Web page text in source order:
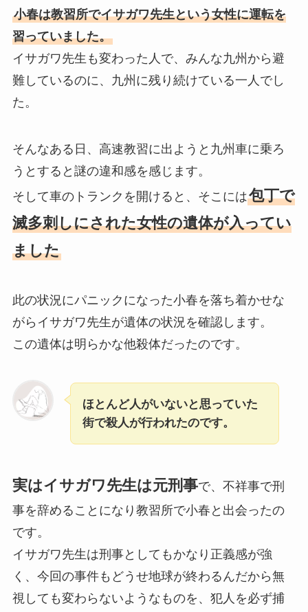
小春は教習所でイサガワ先生という女性に運転を
習っていました。
イサガワ先生も変わった人で、みんな九州から避
難しているのに、九州に残り続けている一人でし
た。
そんなある日、高速教習に出ようと九州車に乗ろ
うとすると謎の違和感を感じます。
そして車のトランクを開けると、そこには包丁で
滅多刺しにされた女性の遺体が入ってい
ました
此の状況にパニックになった小春を落ち着かせな
がらイサガワ先生が遺体の状況を確認します。
この遺体は明らかな他殺体だったのです。
ほとんど人がいないと思っていた
街で殺人が行われたのです。
実はイサガワ先生は元刑事で、不祥事で刑
事を辞めることになり教習所で小春と出会ったの
です。
イサガワ先生は刑事としてもかなり正義感が強
く、今回の事件もどうせ地球が終わるんだから無
視しても変わらないようなものを、犯人を必ず捕